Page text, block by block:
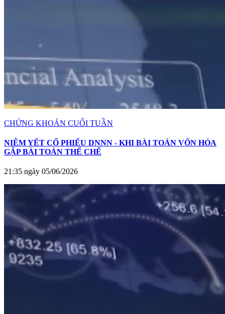
CHỨNG KHOÁN CUỐI TUẦN
NIÊM YẾT CỔ PHIẾU DNNN - KHI BÀI TOÁN VỐN HÓA
GẶP BÀI TOÁN THỂ CHẾ
21:35 ngày 05/06/2026